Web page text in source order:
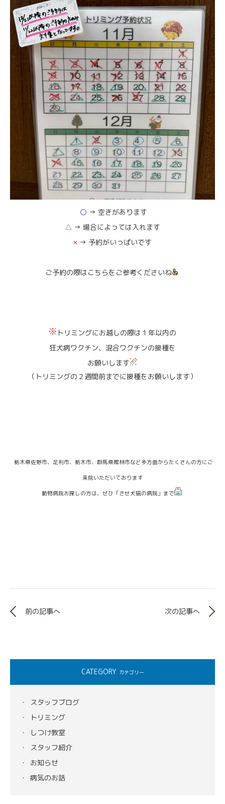
○ → 空きがあります
△ → 場合によっては入れます
× → 予約がいっぱいです
ご予約の際はこちらをご参考くださいね
トリミングにお越しの際は１年以内の
狂犬病ワクチン、混合ワクチンの接種を
お願いします
（トリミングの２週間前までに接種をお願いします）
栃木県佐野市、足利市、栃木市、群馬県館林市など多方面からたくさんの方にご
来院いただいております
動物病院お探しの方は、ぜひ「させ犬猫の病院」まで
前の記事へ 次の記事へ
CATEGORY カテゴリー
スタッフブログ
トリミング
しつけ教室
スタッフ紹介
お知らせ
病気のお話